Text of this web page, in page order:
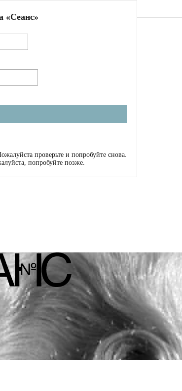
«Сеанс»
проверьте и попробуйте снова.
попробуйте позже.